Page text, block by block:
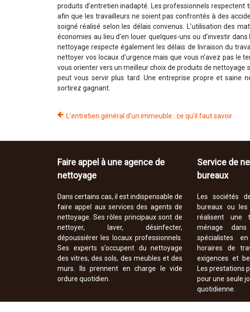
produits d’entretien inadapté. Les professionnels respectent
afin que les travailleurs ne soient pas confrontés à des
soigné réalisé selon les délais convenus. L’utilisation des
économies au lieu d’en louer quelques-uns ou d’investir
nettoyage respecte également les délais de livraison du
nettoyer vos locaux d’urgence mais que vous n’avez pas le
vous orienter vers un meilleur choix de produits de nettoyage
peut vous servir plus tard. Une entreprise propre et saine
sortirez gagnant.
L’entretien général d’un immeuble : ce qu’il faut savoir
Faire appel à une agence de
nettoyage
Dans certains cas, il est indispensable de
faire appel aux services des agents de
nettoyage. Ses rôles principaux sont de
nettoyer, laver, désinfecter,
dépoussiérer les locaux professionnels.
Ses experts s’occupent du nettoyage
des vitres, des sols, des meubles et des
murs. Ils prennent en charge le vide
ordure quotidien.
Service de
bureaux
Les sociétés
bureaux ou
réalisent une
ménage
spécialistes
horaires de
exigences et
Les prestations
pour une seule
quotidienne.